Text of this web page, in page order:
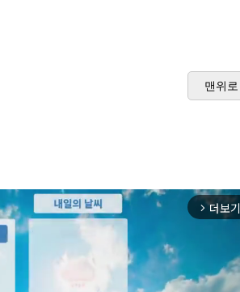
맨위로
arrow_forward_ios 더보기